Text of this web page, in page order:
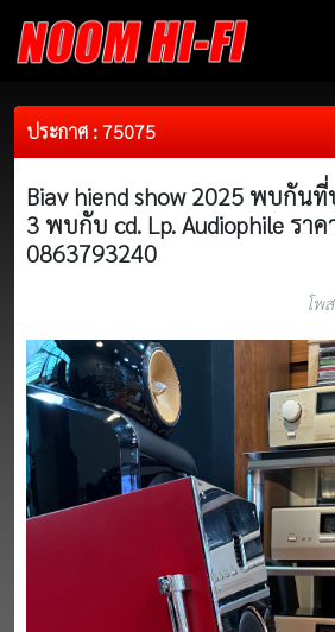
ประกาศ : 75075
Biav hiend show 2025 พบกัน
3 พบกับ cd. Lp. Audiophile ราค
0863793240
โพ